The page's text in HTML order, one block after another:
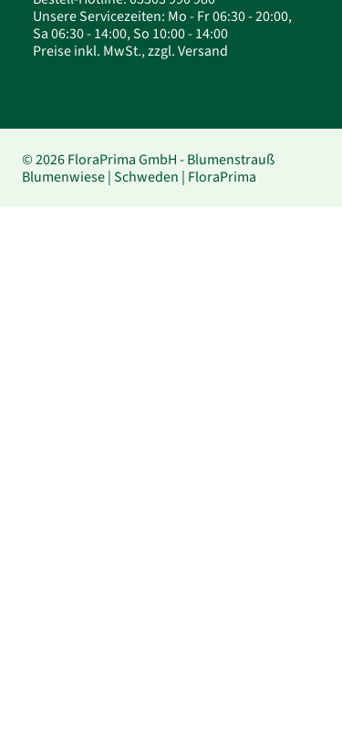
Unsere Servicezeiten: Mo - Fr 06:30 - 20:00,
Sa 06:30 - 14:00, So 10:00 - 14:00
Preise inkl. MwSt., zzgl. Versand
© 2026 FloraPrima GmbH - Blumenstrauß
Blumenwiese | Schweden | FloraPrima